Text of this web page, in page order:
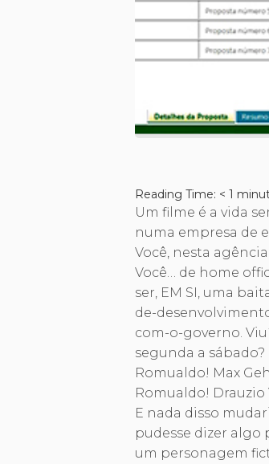
Reading Time: < 1
Um filme é a vida
numa empresa de
Você, nesta
Você… de home
ser, EM SI, uma
de-
com-o-governo.
segunda a
Romualdo! Max
Romualdo!
E nada disso
pudesse dizer algo
um personagem